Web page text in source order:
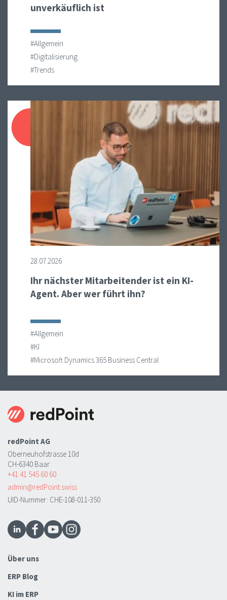
unverkäuflich ist
#Allgemein
#Digitalisierung
#Trends
28.07.2026
Ihr nächster Mitarbeitender ist ein KI-
Agent. Aber wer führt ihn?
#Allgemein
#KI
#Microsoft Dynamics 365 Business Central
redPoint AG
Oberneuhofstrasse 10d
CH-6340 Baar
+41 41 545 60 60
admin@redPoint.swiss
UID-Nummer: CHE-108-011-350
Über uns
ERP Blog
KI im ERP